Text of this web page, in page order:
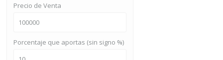
Precio de Venta
Porcentaje que aportas (sin signo %)